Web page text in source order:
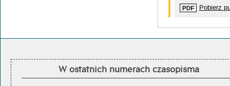
Pobierz
W ostatnich numerach czasopisma